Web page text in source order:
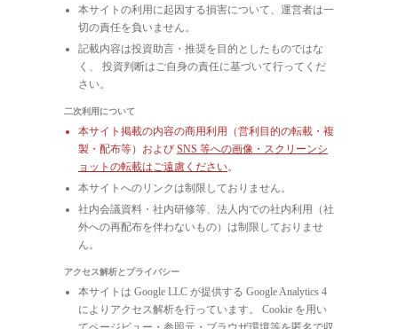
本サイトの利用に起因する損害について、運営者は一
切の責任を負いません。
記載内容は投資助言・推奨を目的としたものではな
く、 投資判断はご自身の責任に基づいて行ってくだ
さい。
二次利用について
本サイト掲載の内容の商用利用（営利目的の転載・複
製・配布等）および SNS 等への画像・スクリーンシ
ョットの転載はご遠慮ください。
本サイトへのリンクは制限しておりません。
社内会議資料・社内研修等、法人内での社内利用（社
外への再配布を伴わないもの）は制限しておりませ
ん。
アクセス解析とプライバシー
本サイトは Google LLC が提供する Google Analytics 4
によりアクセス解析を行っています。 Cookie を用い